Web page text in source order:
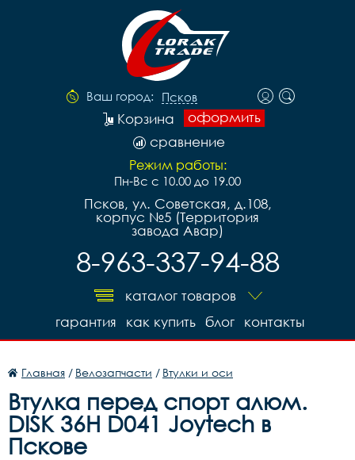
Ваш город: Псков
оформить
Корзина
сравнение
Режим работы:
Пн-Вс с 10.00 до 19.00
Псков, ул. Советская, д.108,
корпус №5 (Территория
завода Авар)
8-963-337-94-88
каталог товаров
контакты
блог
как купить
гарантия
Главная / Велозапчасти / Втулки и оси
Втулка перед спорт алюм.
DISK 36H D041 Joytech в
Пскове